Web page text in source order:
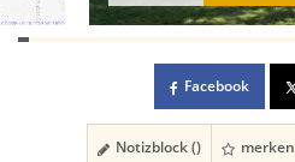
Facebook
Notizblock () merken